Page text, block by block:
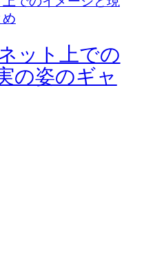
ット上での
の姿のギャ